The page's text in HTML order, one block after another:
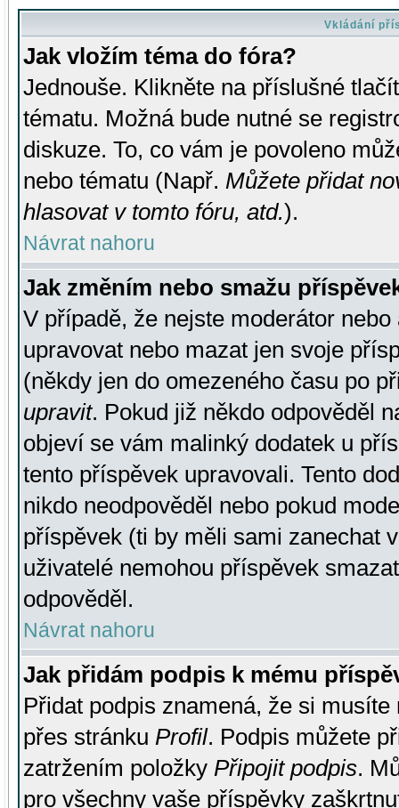
Vkládání
Jak vložím téma do fóra?
Jednouše. Klikněte na příslušné
tématu. Možná bude nutné se
diskuze. To, co vám je povoleno
nebo tématu (Např. Můžete přidat
hlasovat v tomto fóru, atd.).
Návrat nahoru
Jak změním nebo smažu
V případě, že nejste moderátor
upravovat nebo mazat jen svoje
(někdy jen do omezeného času po
upravit. Pokud již někdo odpověděl
objeví se vám malinký dodatek u
tento příspěvek upravovali. Tento
nikdo neodpověděl nebo pokud
příspěvek (ti by měli sami zanechat
uživatelé nemohou příspěvek
odpověděl.
Návrat nahoru
Jak přidám podpis k mému
Přidat podpis znamená, že si
přes stránku Profil. Podpis můžete
zatržením položky Připojit podpis.
pro všechny vaše příspěvky